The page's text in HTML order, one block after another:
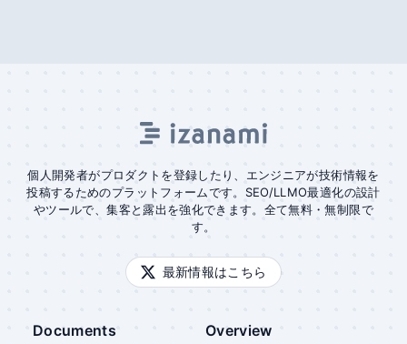
個人開発者がプロダクトを登録したり、エンジニアが技術情報を
投稿するためのプラットフォームです。SEO/LLMO最適化の設計
やツールで、集客と露出を強化できます。全て無料・無制限で
す。
最新情報はこちら
Documents Overview